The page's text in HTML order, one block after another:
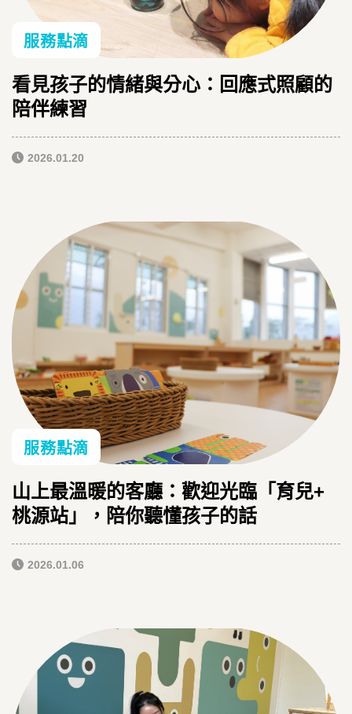
服務點滴
看見孩子的情緒與分心：回應式照顧的
陪伴練習
2026.01.20
服務點滴
山上最溫暖的客廳：歡迎光臨「育兒+
桃源站」，陪你聽懂孩子的話
2026.01.06